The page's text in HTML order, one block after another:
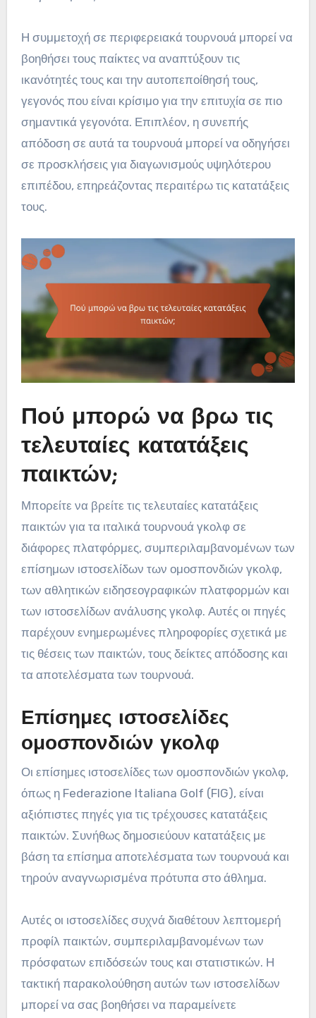
Η συμμετοχή σε περιφερειακά τουρνουά μπορεί να
βοηθήσει τους παίκτες να αναπτύξουν τις
ικανότητές τους και την αυτοπεποίθησή τους,
γεγονός που είναι κρίσιμο για την επιτυχία σε πιο
σημαντικά γεγονότα. Επιπλέον, η συνεπής
απόδοση σε αυτά τα τουρνουά μπορεί να οδηγήσει
σε προσκλήσεις για διαγωνισμούς υψηλότερου
επιπέδου, επηρεάζοντας περαιτέρω τις κατατάξεις
τους.
Πού μπορώ να βρω τις
τελευταίες κατατάξεις
παικτών;
Μπορείτε να βρείτε τις τελευταίες κατατάξεις
παικτών για τα ιταλικά τουρνουά γκολφ σε
διάφορες πλατφόρμες, συμπεριλαμβανομένων των
επίσημων ιστοσελίδων των ομοσπονδιών γκολφ,
των αθλητικών ειδησεογραφικών πλατφορμών και
των ιστοσελίδων ανάλυσης γκολφ. Αυτές οι πηγές
παρέχουν ενημερωμένες πληροφορίες σχετικά με
τις θέσεις των παικτών, τους δείκτες απόδοσης και
τα αποτελέσματα των τουρνουά.
Επίσημες ιστοσελίδες
ομοσπονδιών γκολφ
Οι επίσημες ιστοσελίδες των ομοσπονδιών γκολφ,
όπως η Federazione Italiana Golf (FIG), είναι
αξιόπιστες πηγές για τις τρέχουσες κατατάξεις
παικτών. Συνήθως δημοσιεύουν κατατάξεις με
βάση τα επίσημα αποτελέσματα των τουρνουά και
τηρούν αναγνωρισμένα πρότυπα στο άθλημα.
Αυτές οι ιστοσελίδες συχνά διαθέτουν λεπτομερή
προφίλ παικτών, συμπεριλαμβανομένων των
πρόσφατων επιδόσεών τους και στατιστικών. Η
τακτική παρακολούθηση αυτών των ιστοσελίδων
μπορεί να σας βοηθήσει να παραμείνετε